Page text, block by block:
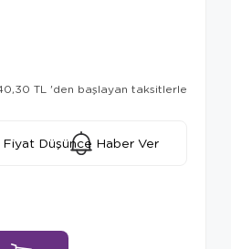
TL 'den başlayan taksitlerle
Fiyat Düşünce Haber Ver